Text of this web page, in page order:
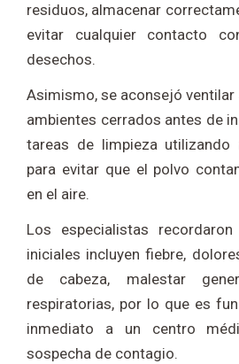
residuos, almacenar
evitar cualquier contacto
desechos.
Asimismo, se aconsejó
ambientes cerrados antes de
tareas de limpieza utilizando
para evitar que el polvo
en el aire.
Los especialistas
iniciales incluyen fiebre,
de cabeza, malestar
respiratorias, por lo que es
inmediato a un centro
sospecha de contagio.